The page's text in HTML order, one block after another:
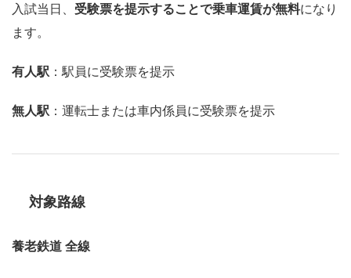
入試当日、 受験票を提示することで乗車運賃が無料になり
ます。
有人駅 ：駅員に受験票を提示
無人駅 ：運転士または車内係員に受験票を提示
対象路線
養老鉄道 全線